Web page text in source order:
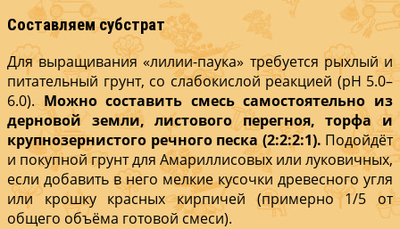
Составляем субстрат
Для выращивания «лилии-паука» требуется рыхлый и
питательный грунт, со слабокислой реакцией (pH 5.0–
6.0).Можно составить смесь самостоятельно из
дерновой земли, листового перегноя, торфа и
крупнозернистого речного песка (2:2:2:1). Подойдёт
и покупной грунт для Амариллисовых или луковичных,
если добавить в него мелкие кусочки древесного угля
или крошку красных кирпичей (примерно 1/5 от
общего объёма готовой смеси).